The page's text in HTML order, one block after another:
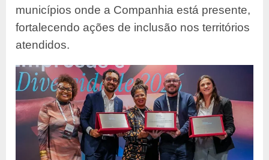
municípios onde a Companhia está presente,
fortalecendo ações de inclusão nos territórios
atendidos.